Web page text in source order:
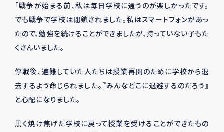
「戦争が始まる前、私は毎日学校に通うのが楽しかったです。
でも戦争で学校は閉鎖されました。私はスマートフォンがあっ
たので、勉強を続けることができましたが、持っていない子もた
くさんいました。
停戦後、避難していた人たちは授業再開のために学校から退
去するよう命じられました。『みんなどこに退避するのだろう』
と心配になりました。
黒く焼け焦げた学校に戻って授業を受けることができたもの